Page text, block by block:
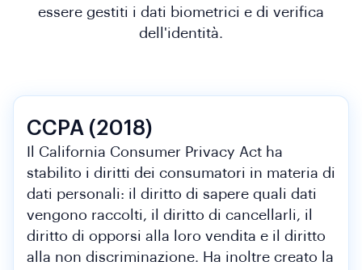
essere gestiti i dati biometrici e di verifica
dell'identità.
CCPA (2018)
Il California Consumer Privacy Act ha
stabilito i diritti dei consumatori in materia di
dati personali: il diritto di sapere quali dati
vengono raccolti, il diritto di cancellarli, il
diritto di opporsi alla loro vendita e il diritto
alla non discriminazione. Ha inoltre creato la